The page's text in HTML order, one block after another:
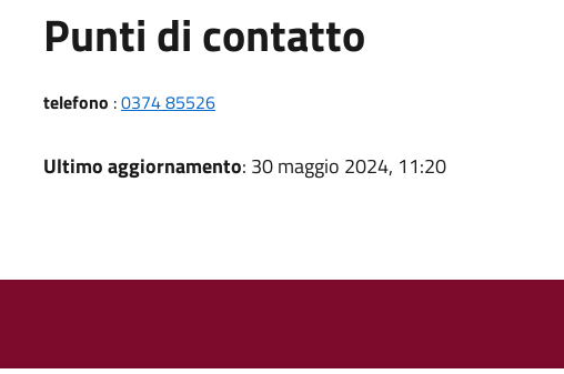
Punti di contatto
telefono :0374 85526
Ultimo aggiornamento: 30 maggio 2024, 11:20